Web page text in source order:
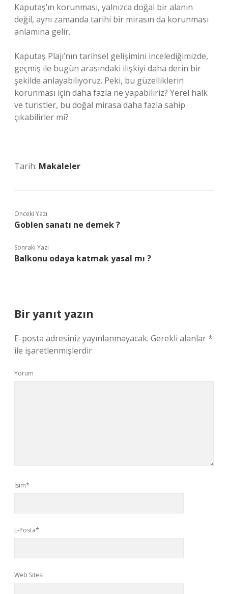
Kaputaş’ın korunması, yalnızca doğal bir alanın
değil, aynı zamanda tarihi bir mirasın da korunması
anlamına gelir.
Kaputaş Plajı’nın tarihsel gelişimini incelediğimizde,
geçmiş ile bugün arasındaki ilişkiyi daha derin bir
şekilde anlayabiliyoruz. Peki, bu güzelliklerin
korunması için daha fazla ne yapabiliriz? Yerel halk
ve turistler, bu doğal mirasa daha fazla sahip
çıkabilirler mi?
Tarih: Makaleler
Önceki Yazı
Goblen sanatı ne demek ?
Sonraki Yazı
Balkonu odaya katmak yasal mı ?
Bir yanıt yazın
E-posta adresiniz yayınlanmayacak. Gerekli alanlar*
ile işaretlenmişlerdir
Yorum
İsim*
E-Posta*
Web Sitesi